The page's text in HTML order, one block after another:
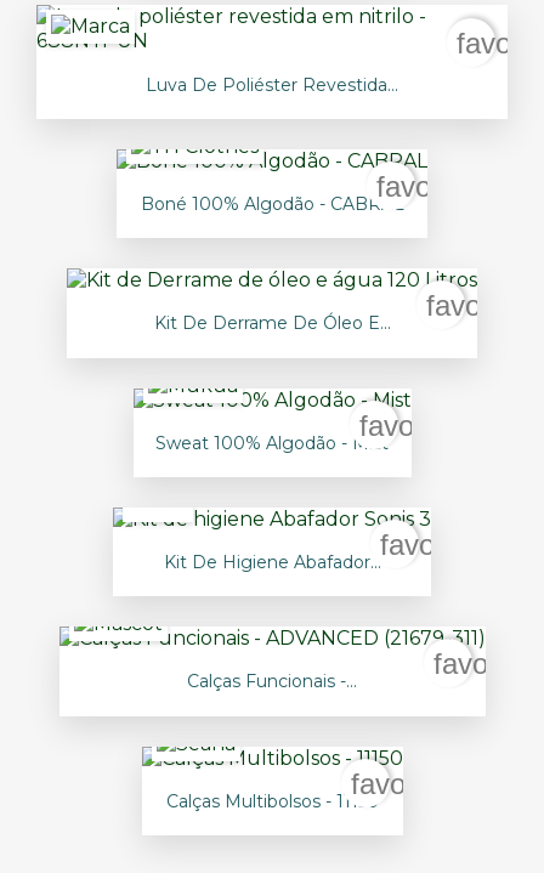
Luva De Poliéster Revestida...
Boné 100% Algodão - CABRAL
Kit De Derrame De Óleo E...
Sweat 100% Algodão - Mist
Kit De Higiene Abafador...
Calças Funcionais -...
Calças Multibolsos - 11150
favorite_border